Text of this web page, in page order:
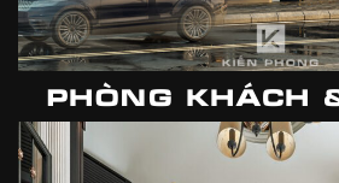
PHÒNG KHÁCH